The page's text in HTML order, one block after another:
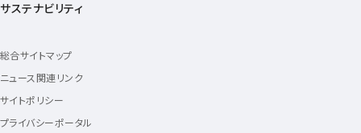
サステナビリティ
総合サイトマップ
ニュース関連リンク
サイトポリシー
プライバシーポータル